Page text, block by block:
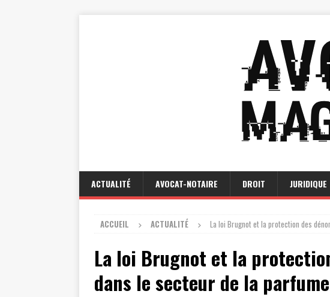
ACTUALITÉ AVOCAT-NOTAIRE DROIT JURIDIQUE
ACCUEIL ACTUALITÉ La loi Brugnot et la protection des
La loi Brugnot et la
dans le secteur de la